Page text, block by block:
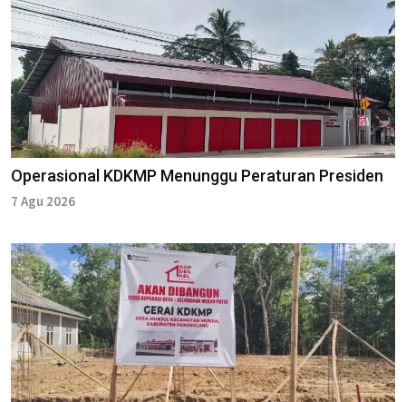
Operasional KDKMP Menunggu Peraturan Presiden
7 Agu 2026